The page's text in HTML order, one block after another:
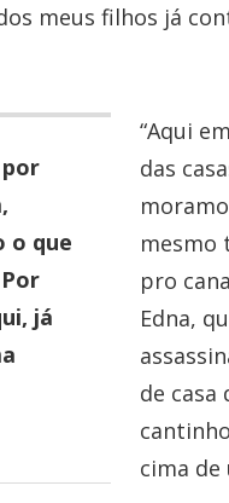
meus filhos já
o que
já
“Aqui
das
mesmo
pro
Edna,
de casa
cima de